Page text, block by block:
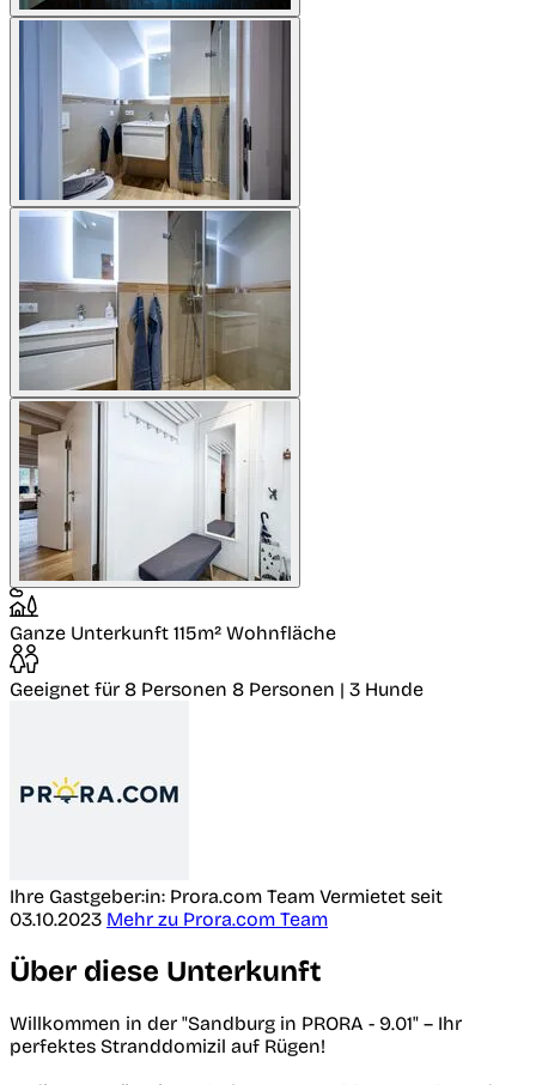
Ganze Unterkunft 115m² Wohnfläche
Geeignet für 8 Personen 8 Personen | 3 Hunde
Ihre Gastgeber:in: Prora.com Team Vermietet seit
03.10.2023 Mehr zu Prora.com Team
Über diese Unterkunft
Willkommen in der "Sandburg in PRORA - 9.01" – Ihr
perfektes Stranddomizil auf Rügen!